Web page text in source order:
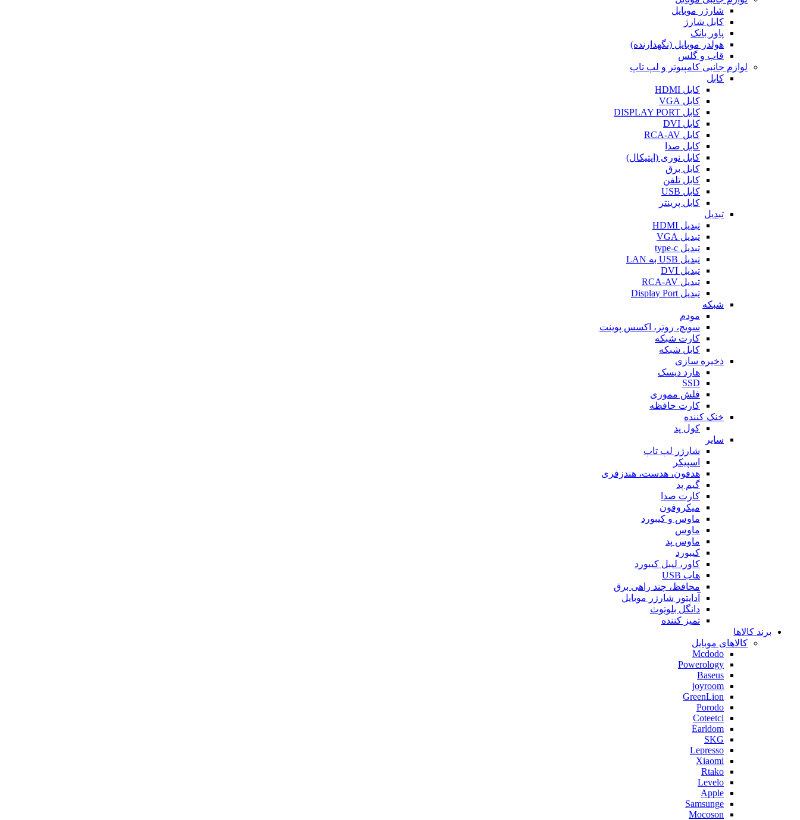
شارژر موبایل
کابل شارژ
پاور بانک
هولدر موبایل (نگهدارنده)
قاب و گلس
لوازم جانبی کامپیوتر و لپ تاپ
کابل
کابل HDMI
کابل VGA
کابل DISPLAY PORT
کابل DVI
کابل RCA-AV
کابل صدا
کابل نوری (اپتیکال)
کابل برق
کابل تلفن
کابل USB
کابل پرینتر
تبدیل
تبدیل HDMI
تبدیل VGA
تبدیل type-c
تبدیل USB به LAN
تبدیل DVI
تبدیل RCA-AV
تبدیل Display Port
شبکه
مودم
سویچ، روتر، اکسس پوینت
کارت شبکه
کابل شبکه
ذخیره سازی
هارد دیسک
SSD
فلش مموری
کارت حافظه
خنک کننده
کول پد
سایر
شارژر لپ تاپ
اسپیکر
هدفون، هدست، هندزفری
گیم پد
کارت صدا
میکروفون
ماوس و کیبورد
ماوس
ماوس پد
کیبورد
کاور، لیبل کیبورد
هاب USB
محافظ، چند راهی برق
آداپتور شارژر موبایل
دانگل بلوتوث
تمیز کننده
برند کالاها
کالاهای موبایل
Mcdodo
Powerology
Baseus
joyroom
GreenLion
Porodo
Coteetci
Earldom
SKG
Lepresso
Xiaomi
Rtako
Levelo
Apple
Samsunge
Mocoson